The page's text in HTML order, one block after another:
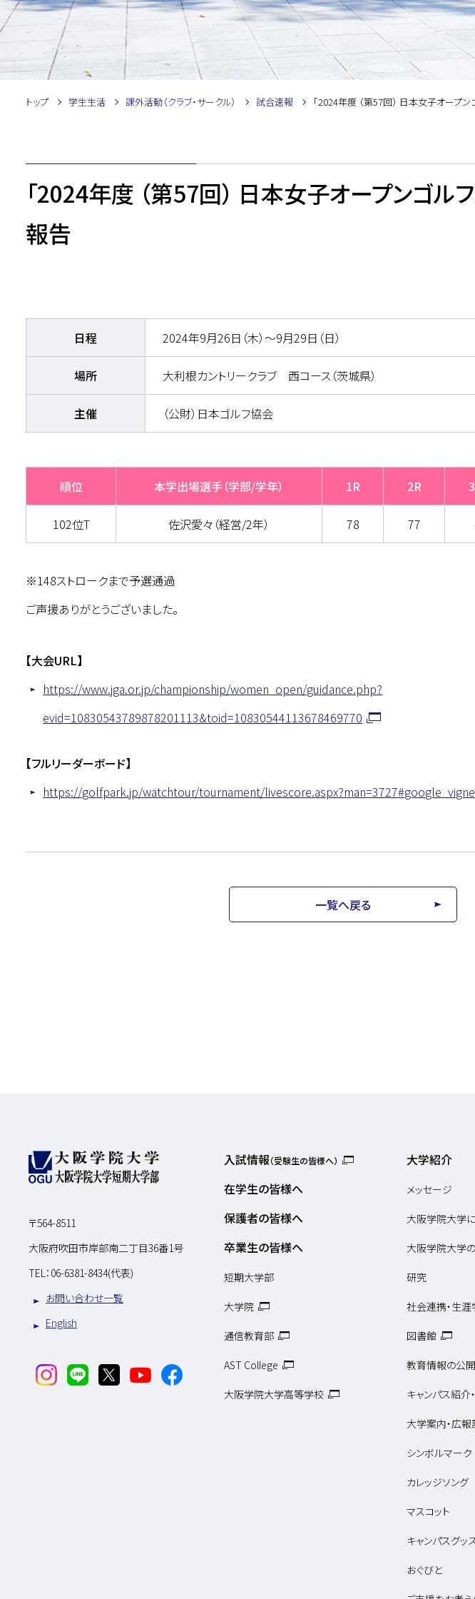
トップ 学生生活 課外活動（クラブ・サークル） 試合速報 「2024年度 （第57回） 日本女子オープ
「2024年度 （第57回） 日本女子オープンゴル
報告
日程 2024年9月26日（木）～9月29日（日）
場所 大利根カントリークラブ 西コース（茨城県）
主催 （公財）日本ゴルフ協会
順位 本学出場選手（学部/学年） 1R 2R
102位T 佐沢愛々（経営/2年） 78 77
※148ストロークまで予選通過
ご声援ありがとうございました。
【大会URL】
https://www.jga.or.jp/championship/women_open/guidance.php?
evid=10830543789878201113&toid=10830544113678469770
【フルリーダーボード】
https://golfpark.jp/watchtour/tournament/
一覧へ戻る
〒564-8511
大阪府吹田市岸部南二丁目36番1号
TEL： 06-6381-8434(代表)
お問い合わせ一覧
English
入試情報（受験生の皆様へ）
在学生の皆様へ
保護者の皆様へ
卒業生の皆様へ
短期大学部
大学院
通信教育部
AST College
大阪学院大学高等学校
大学紹介
メッセージ
大阪学院大学
大阪学院大学
研究
社会連携・生涯
図書館
教育情報の公
キャンパス紹介
大学案内・広報
シンボルマーク
カレッジソング
マスコット
キャンパスグッ
おぐびと